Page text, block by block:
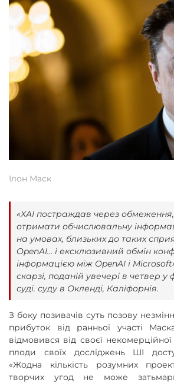
Ілон Маск
«XAI постраждав через
отримати обчислювальну
на умовах, близьких до таких
OpenAI… і ексклюзивний обмін
інформацією між OpenAI і
скарзі, поданій увечері в четвер
суді. суду в Окленді, Каліфорнія.
З боку позивачів суть позову
прибуток від ранньої участі
відмовився від своєї
плоди своїх досліджень ШІ
«Жодна кількість розумних
творчих угод не може